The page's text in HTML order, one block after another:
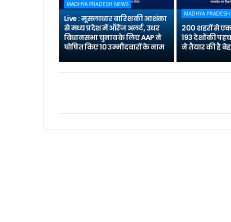
MADHYA PRADESH NEWS
Live : मूसलाधार बारिश की आशंका
से मध्य प्रदेश में ऑरेंज अलर्ट, उधर
विधानसभा चुनाव के लिए AAP ने
घोषित किए 10 उम्मीदवारों के नाम
MADHYA
200 शहरों से
193 देशों की
ने तैयार की है